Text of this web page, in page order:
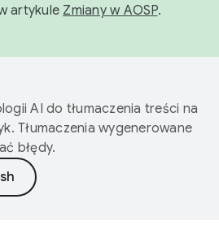
artykule Zmiany w AOSP.
AI do tłumaczenia treści na
Tłumaczenia wygenerowane
błędy.